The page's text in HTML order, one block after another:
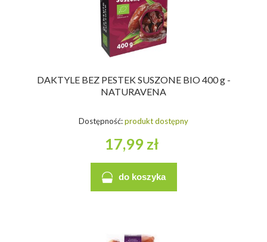
DAKTYLE BEZ PESTEK SUSZONE BIO 400 g -
NATURAVENA
Dostępność:produkt dostępny
17,99 zł
do koszyka